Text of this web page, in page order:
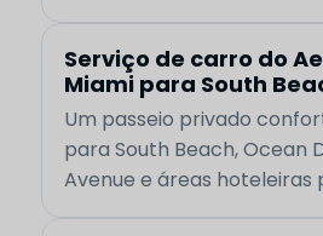
Serviço de carro do
Miami para South
Um passeio privado
para South Beach, Ocean
Avenue e áreas hoteleiras